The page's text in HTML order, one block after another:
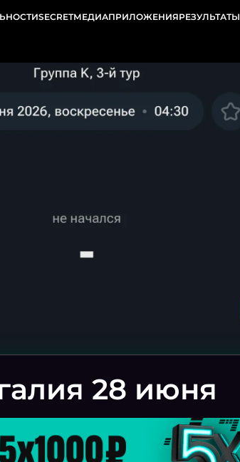
SECRETМЕДИАПРИЛОЖЕНИЯРЕЗУЛЬТАТЫ
28 июня